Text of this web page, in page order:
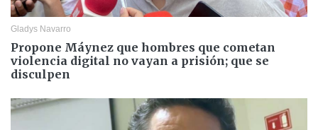
Gladys Navarro
Propone Máynez que hombres que cometan
violencia digital no vayan a prisión; que se
disculpen